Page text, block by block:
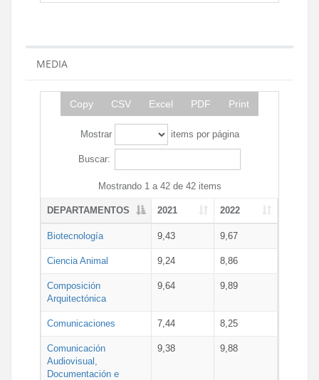
MEDIA
Copy CSV Excel PDF Print
Mostrar items por página
Buscar:
Mostrando 1 a 42 de 42 items
DEPARTAMENTOS 2021 2022
Biotecnología 9,43 9,67
Ciencia Animal 9,24 8,86
Composición
Arquitectónica
9,64 9,89
Comunicaciones 7,44 8,25
Comunicación
Audiovisual,
Documentación e
9,38 9,88